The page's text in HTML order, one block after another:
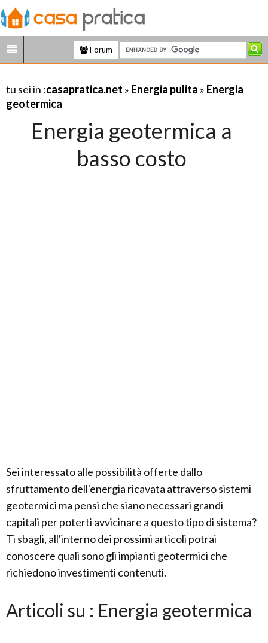
Forum
tu sei in :casapratica.net » Energia pulita » Energia
geotermica
Energia geotermica a
basso costo
Sei interessato alle possibilità offerte dallo
sfruttamento dell'energia ricavata attraverso sistemi
geotermici ma pensi che siano necessari grandi
capitali per poterti avvicinare a questo tipo di sistema?
Ti sbagli, all'interno dei prossimi articoli potrai
conoscere quali sono gli impianti geotermici che
richiedono investimenti contenuti.
Articoli su : Energia geotermica